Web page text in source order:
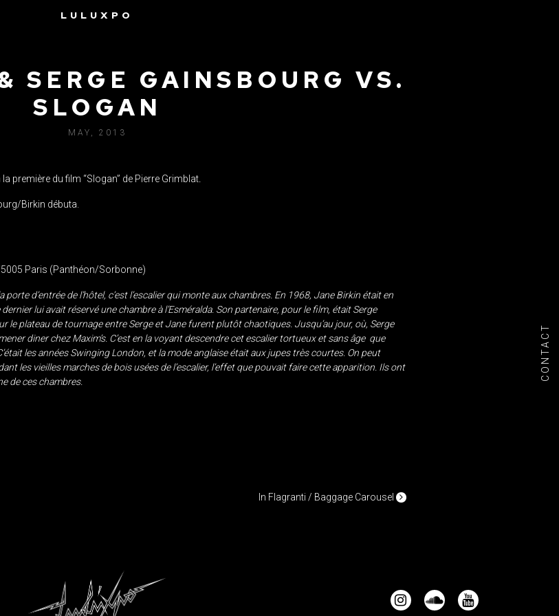
LULUXPO
CONTACT
SERGE GAINSBOURG VS.
SLOGAN
MAY, 2013
première du film “Slogan” de Pierre Grimblat
Birkin débuta.
Paris (Panthéon/Sorbonne)
d’entrée de l’hôtel, c’est l’escalier qui monte aux chambres. En 1968, Jane Birkin était en
lui avait réservé une chambre à l’Esméralda. Son partenaire, pour le film, était Serge
le plateau de tournage entre Serge et Jane furent plutôt chaotiques. Jusqu’au jour, où, Serge
diner chez Maxim’s. C’est en la voyant descendre cet escalier tortueux et sans âge que
les années Swinging London, et la mode anglaise était aux jupes très courtes. On peut
les vieilles marches de bois usées de l’escalier, l’effet que pouvait faire cette apparition. Ils ont
de ces chambres.
In Flagranti / Baggage Carousel